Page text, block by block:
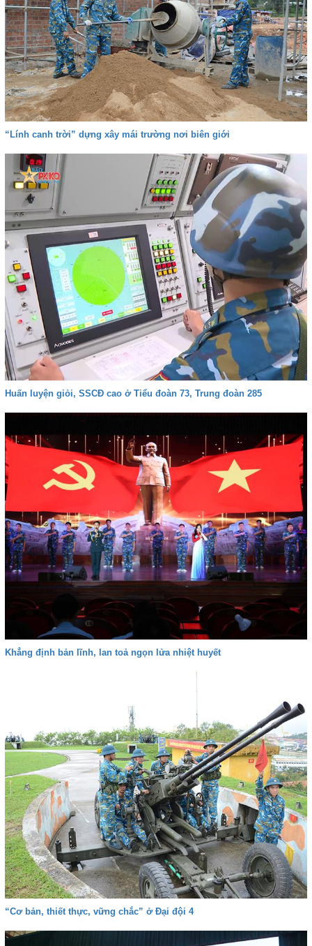
“Lính canh trời” dựng xây mái trường nơi biên giới
Huấn luyện giỏi, SSCĐ cao ở Tiểu đoàn 73, Trung đoàn 285
Khẳng định bản lĩnh, lan toả ngọn lửa nhiệt huyết
“Cơ bản, thiết thực, vững chắc” ở Đại đội 4